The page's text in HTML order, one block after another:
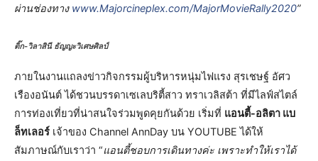
ผ่านช่องทาง www.Majorcineplex.com/MajorMovieRally2020”
ติ๊ก-วิลาสินี ธัญญะวิเศษศิลป์
ภายในงานแถลงข่าวกิจกรรมผู้บริหารหนุ่มไฟแรง สุรเชษฐ์ อัศว
เรืองอนันต์ ได้ชวนบรรดาเซเลบริตี้สาว ทราเวลิสต้า ที่มีไลฟ์สไตล์
การท่องเที่ยวที่น่าสนใจร่วมพูดคุยกันด้วย เริ่มที่ แอนตี้-อลิตา แบ
ล็ทเลอร์ เจ้าของ Channel AnnDay บน YOUTUBE ได้ให้
สัมภาษณ์กับเราว่า “แอนตี้ชอบการเดินทางค่ะ เพราะทำให้เราได้